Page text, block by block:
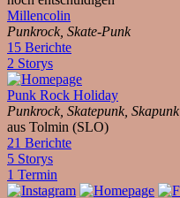
Millencolin
Punkrock, Skate-Punk
15 Berichte
2 Storys
Punk Rock Holiday
Punkrock, Skatepunk, Skapunk
aus Tolmin (SLO)
21 Berichte
5 Storys
1 Termin